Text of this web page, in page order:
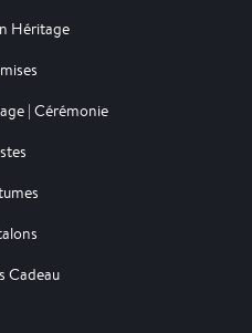
Héritage
| Cérémonie
Cadeau